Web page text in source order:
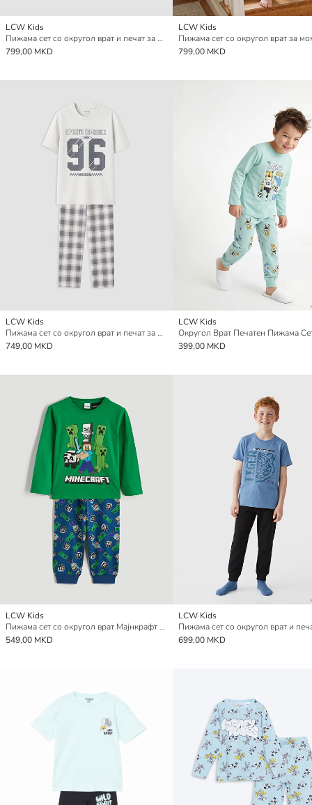
LCW Kids
Пижама сет со округол врат и печат за момчиња
799,00 MKD
LCW Kids
Пижама сет со округол врат за
799,00 MKD
LCW Kids
Пижама сет со округол врат и печат за момчиња
749,00 MKD
LCW Kids
399,00 MKD
LCW Kids
Пижама сет со округол врат Мајнкрафт со печат за момчиња
549,00 MKD
LCW Kids
699,00 MKD